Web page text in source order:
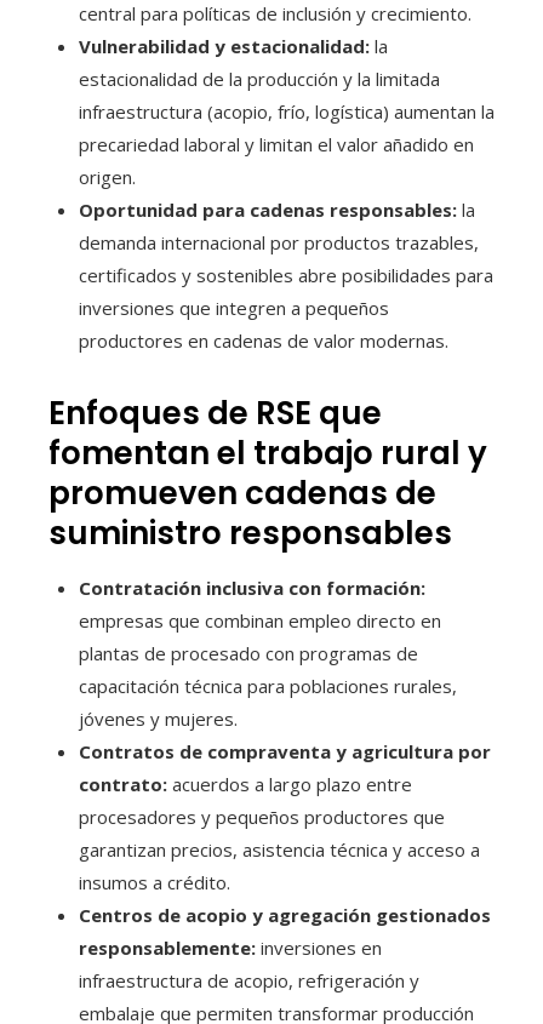
central para políticas de inclusión y crecimiento.
Vulnerabilidad y estacionalidad: la
estacionalidad de la producción y la limitada
infraestructura (acopio, frío, logística) aumentan la
precariedad laboral y limitan el valor añadido en
origen.
Oportunidad para cadenas responsables: la
demanda internacional por productos trazables,
certificados y sostenibles abre posibilidades para
inversiones que integren a pequeños
productores en cadenas de valor modernas.
Enfoques de RSE que
fomentan el trabajo rural y
promueven cadenas de
suministro responsables
Contratación inclusiva con formación:
empresas que combinan empleo directo en
plantas de procesado con programas de
capacitación técnica para poblaciones rurales,
jóvenes y mujeres.
Contratos de compraventa y agricultura por
contrato: acuerdos a largo plazo entre
procesadores y pequeños productores que
garantizan precios, asistencia técnica y acceso a
insumos a crédito.
Centros de acopio y agregación gestionados
responsablemente: inversiones en
infraestructura de acopio, refrigeración y
embalaje que permiten transformar producción